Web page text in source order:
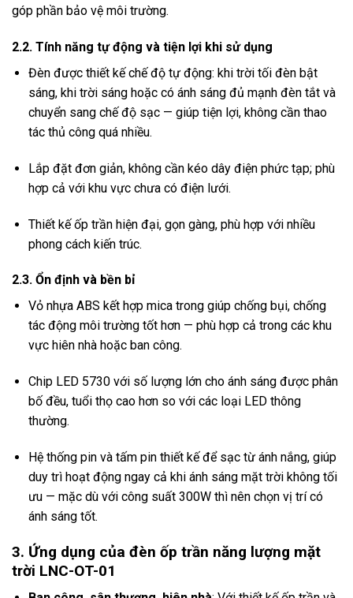
góp phần bảo vệ môi trường.
2.2. Tính năng tự động và tiện lợi khi sử dụng
Đèn được thiết kế chế độ tự động: khi trời tối đèn bật
sáng, khi trời sáng hoặc có ánh sáng đủ mạnh đèn tắt và
chuyển sang chế độ sạc — giúp tiện lợi, không cần thao
tác thủ công quá nhiều.
Lắp đặt đơn giản, không cần kéo dây điện phức tạp; phù
hợp cả với khu vực chưa có điện lưới.
Thiết kế ốp trần hiện đại, gọn gàng, phù hợp với nhiều
phong cách kiến trúc.
2.3. Ổn định và bền bỉ
Vỏ nhựa ABS kết hợp mica trong giúp chống bụi, chống
tác động môi trường tốt hơn — phù hợp cả trong các khu
vực hiên nhà hoặc ban công.
Chip LED 5730 với số lượng lớn cho ánh sáng được phân
bố đều, tuổi thọ cao hơn so với các loại LED thông
thường.
Hệ thống pin và tấm pin thiết kế để sạc từ ánh nắng, giúp
duy trì hoạt động ngay cả khi ánh sáng mặt trời không tối
ưu — mặc dù với công suất 300W thì nên chọn vị trí có
ánh sáng tốt.
3. Ứng dụng của đèn ốp trần năng lượng mặt
trời LNC-OT-01